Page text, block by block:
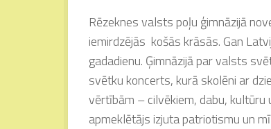
Rēzeknes valsts poļu ģimnāzijā
iemirdzējās košās krāsās. Gan
gadadienu. Ģimnāzijā par valsts
svētku koncerts, kurā skolēni ar
vērtībām – cilvēkiem, dabu, kultūru
apmeklētājs izjuta patriotismu un